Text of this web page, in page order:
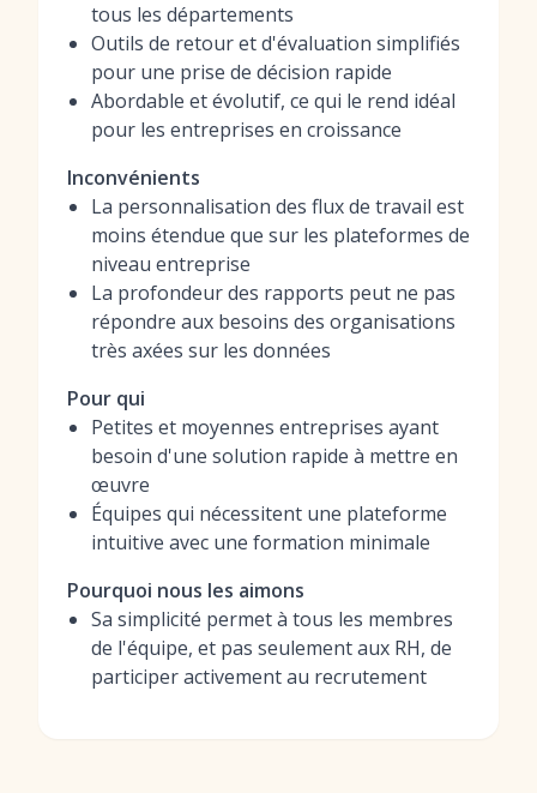
tous les départements
Outils de retour et d'évaluation simplifiés
pour une prise de décision rapide
Abordable et évolutif, ce qui le rend idéal
pour les entreprises en croissance
Inconvénients
La personnalisation des flux de travail est
moins étendue que sur les plateformes de
niveau entreprise
La profondeur des rapports peut ne pas
répondre aux besoins des organisations
très axées sur les données
Pour qui
Petites et moyennes entreprises ayant
besoin d'une solution rapide à mettre en
œuvre
Équipes qui nécessitent une plateforme
intuitive avec une formation minimale
Pourquoi nous les aimons
Sa simplicité permet à tous les membres
de l'équipe, et pas seulement aux RH, de
participer activement au recrutement